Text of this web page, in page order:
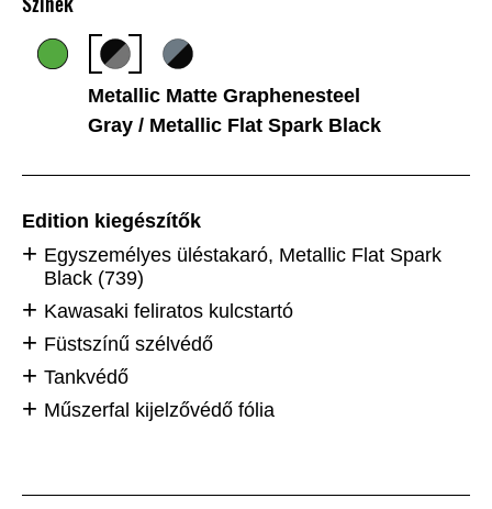
Metallic Matte Graphenesteel
Gray / Metallic Flat Spark Black
Edition kiegészítők
Egyszemélyes üléstakaró, Metallic Flat Spark
Black (739)
Kawasaki feliratos kulcstartó
Füstszínű szélvédő
Tankvédő
Műszerfal kijelzővédő fólia